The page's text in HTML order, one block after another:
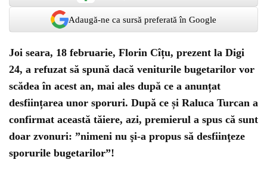
Adaugă-ne ca sursă preferată în Google
Joi seara, 18 februarie, Florin Cîțu, prezent la Digi
24, a refuzat să spună dacă veniturile bugetarilor vor
scădea în acest an, mai ales după ce a anunțat
desființarea unor sporuri. După ce și Raluca Turcan a
confirmat această tăiere, azi, premierul a spus că sunt
doar zvonuri: ”nimeni nu şi-a propus să desfiinţeze
sporurile bugetarilor”!